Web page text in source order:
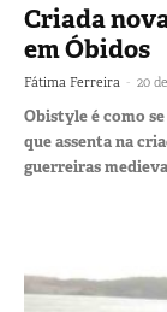
Criada
em Óbidos
Fátima Ferreira - 20
Obistyle é como
que assenta na
guerreiras